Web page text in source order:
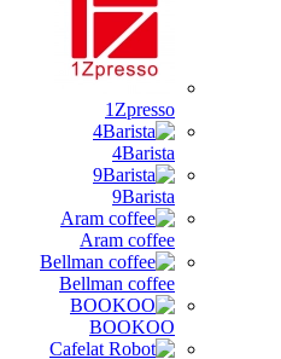
1Zpresso
4Barista
9Barista
Aram coffee
Bellman coffee
BOOKOO